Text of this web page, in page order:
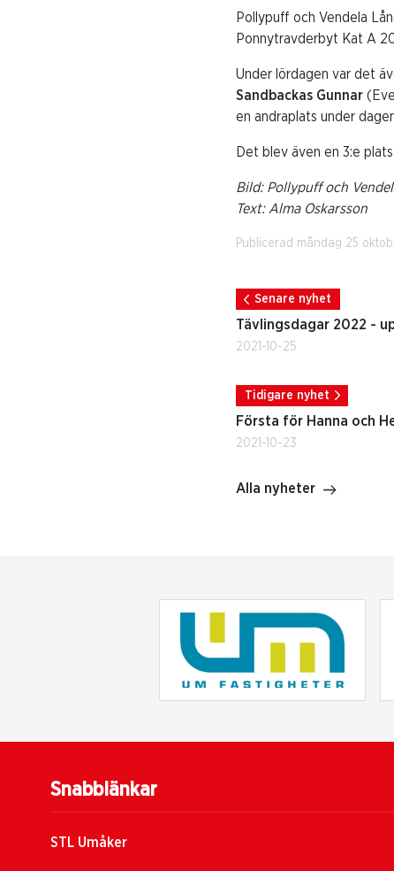
Pollypuff och Vendela
Ponnytravderbyt Kat A
Under lördagen var det
Sandbackas Gunnar
en andraplats under
Det blev även en 3:e
Bild: Pollypuff och
Text: Alma Oskarsson
Publicerad måndag 25
Senare nyhet
Tävlingsdagar 2022 -
2021-10-25
Tidigare nyhet
Första för Hanna och
2021-10-23
Alla nyheter
Snabblänkar
STL Umåker